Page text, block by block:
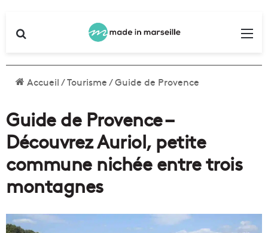
Accueil/Tourisme/Guide de Provence
Guide de Provence –
Découvrez Auriol, petite
commune nichée entre trois
montagnes